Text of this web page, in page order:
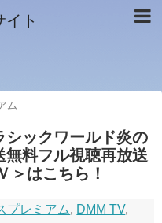
ト
ム
シックワールド炎の
料フル視聴再放送
＞はこちら！
プレミアム, DMM TV,